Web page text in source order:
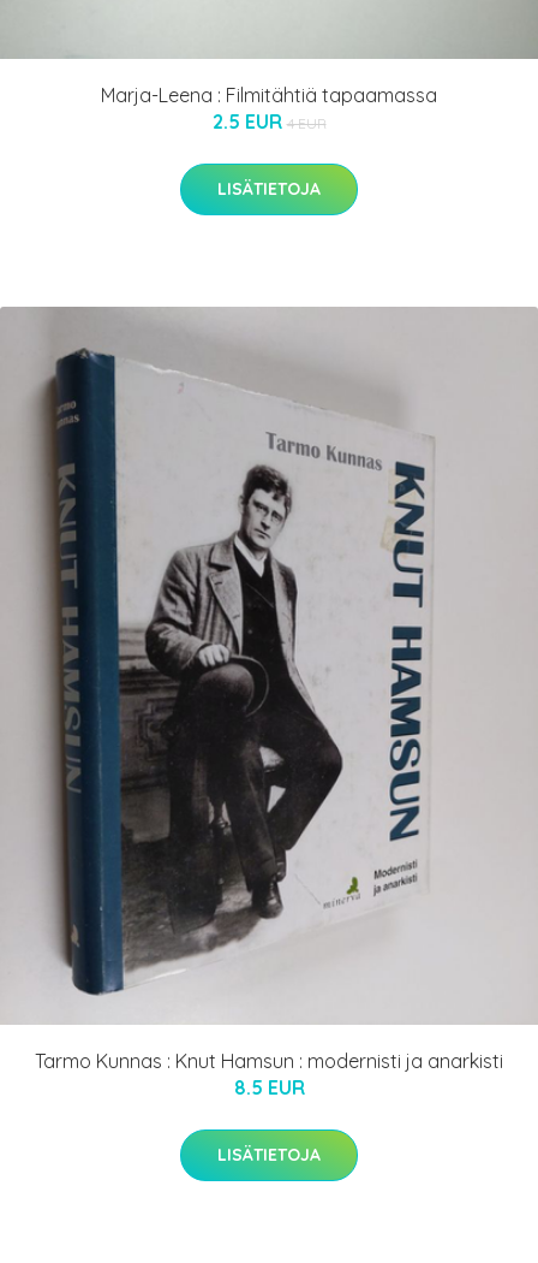
Marja-Leena : Filmitähtiä tapaamassa
2.5 EUR 4 EUR
LISÄTIETOJA
Tarmo Kunnas : Knut Hamsun : modernisti ja anarkisti
8.5 EUR
LISÄTIETOJA